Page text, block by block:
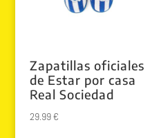
Zapatillas oficiales
de Estar por casa
Real Sociedad
29.99€